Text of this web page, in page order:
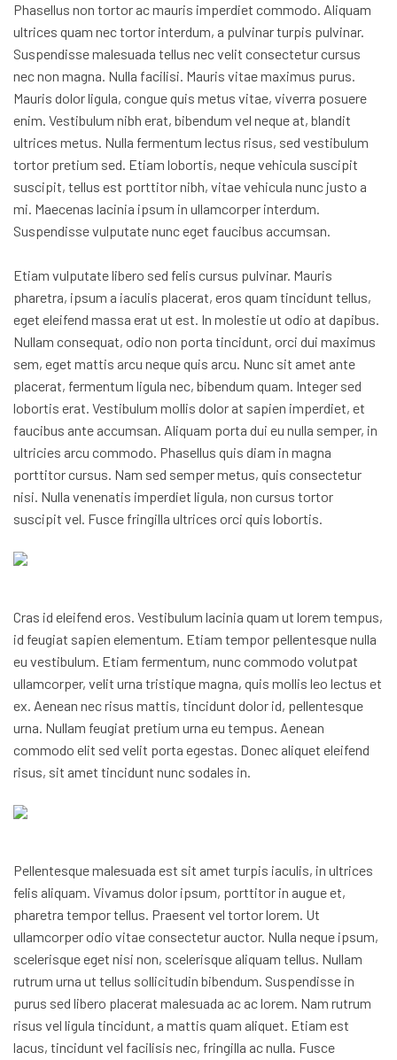
Phasellus non tortor ac mauris imperdiet commodo. Aliquam
ultrices quam nec tortor interdum, a pulvinar turpis pulvinar.
Suspendisse malesuada tellus nec velit consectetur cursus
nec non magna. Nulla facilisi. Mauris vitae maximus purus.
Mauris dolor ligula, congue quis metus vitae, viverra posuere
enim. Vestibulum nibh erat, bibendum vel neque at, blandit
ultrices metus. Nulla fermentum lectus risus, sed vestibulum
tortor pretium sed. Etiam lobortis, neque vehicula suscipit
suscipit, tellus est porttitor nibh, vitae vehicula nunc justo a
mi. Maecenas lacinia ipsum in ullamcorper interdum.
Suspendisse vulputate nunc eget faucibus accumsan.
Etiam vulputate libero sed felis cursus pulvinar. Mauris
pharetra, ipsum a iaculis placerat, eros quam tincidunt tellus,
eget eleifend massa erat ut est. In molestie ut odio at dapibus.
Nullam consequat, odio non porta tincidunt, orci dui maximus
sem, eget mattis arcu neque quis arcu. Nunc sit amet ante
placerat, fermentum ligula nec, bibendum quam. Integer sed
lobortis erat. Vestibulum mollis dolor at sapien imperdiet, et
faucibus ante accumsan. Aliquam porta dui eu nulla semper, in
ultricies arcu commodo. Phasellus quis diam in magna
porttitor cursus. Nam sed semper metus, quis consectetur
nisi. Nulla venenatis imperdiet ligula, non cursus tortor
suscipit vel. Fusce fringilla ultrices orci quis lobortis.
Cras id eleifend eros. Vestibulum lacinia quam ut lorem tempus,
id feugiat sapien elementum. Etiam tempor pellentesque nulla
eu vestibulum. Etiam fermentum, nunc commodo volutpat
ullamcorper, velit urna tristique magna, quis mollis leo lectus et
ex. Aenean nec risus mattis, tincidunt dolor id, pellentesque
urna. Nullam feugiat pretium urna eu tempus. Aenean
commodo elit sed velit porta egestas. Donec aliquet eleifend
risus, sit amet tincidunt nunc sodales in.
Pellentesque malesuada est sit amet turpis iaculis, in ultrices
felis aliquam. Vivamus dolor ipsum, porttitor in augue et,
pharetra tempor tellus. Praesent vel tortor lorem. Ut
ullamcorper odio vitae consectetur auctor. Nulla neque ipsum,
scelerisque eget nisi non, scelerisque aliquam tellus. Nullam
rutrum urna ut tellus sollicitudin bibendum. Suspendisse in
purus sed libero placerat malesuada ac ac lorem. Nam rutrum
risus vel ligula tincidunt, a mattis quam aliquet. Etiam est
lacus, tincidunt vel facilisis nec, fringilla ac nulla. Fusce